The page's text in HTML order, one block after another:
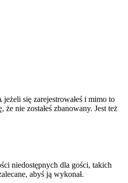
się zarejestrowałeś i mimo to
nie zostałeś zbanowany. Jest też
niedostępnych dla gości, takich
abyś ją wykonał.